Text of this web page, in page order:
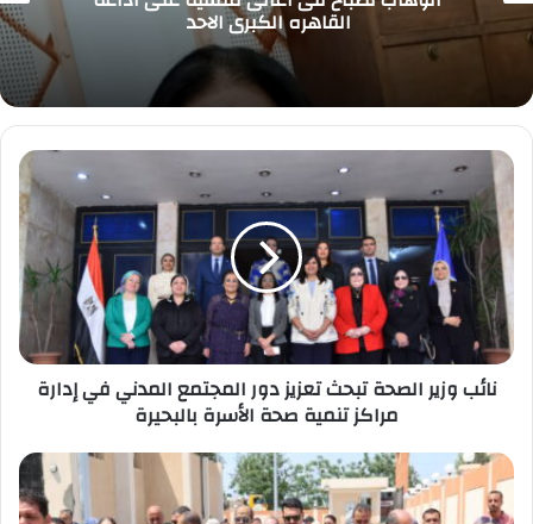
القاهره الكبرى الاحد
نائب
وزير
الصحة
تبحث
تعزيز
دور
المجتمع
المدني
في
إدارة
صحة
الأسرة
بالبحيرة
نائب وزير الصحة تبحث تعزيز دور المجتمع المدني في إدارة
مراكز تنمية صحة الأسرة بالبحيرة
رئيس
الجهاز
التنفيذي